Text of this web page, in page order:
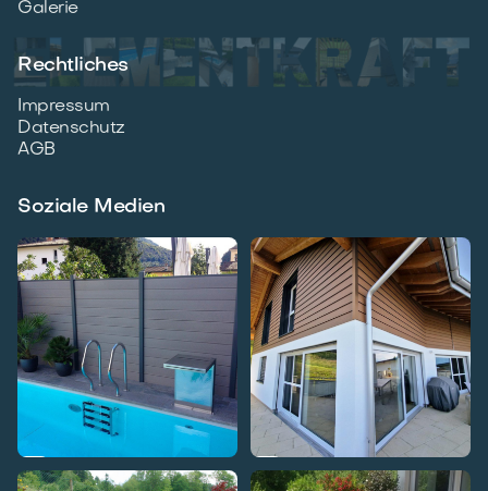
Galerie
Rechtliches
Impressum
Datenschutz
AGB
Soziale Medien
 